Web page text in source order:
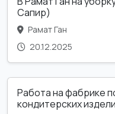
Сапир)
Рамат Ган
20.12.2025
Работа на фабрике
кондитерских